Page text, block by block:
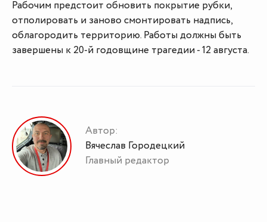
Рабочим предстоит обновить покрытие рубки,
отполировать и заново смонтировать надпись,
облагородить территорию. Работы должны быть
завершены к 20-й годовщине трагедии - 12 августа.
Автор:
Вячеслав Городецкий
Главный редактор